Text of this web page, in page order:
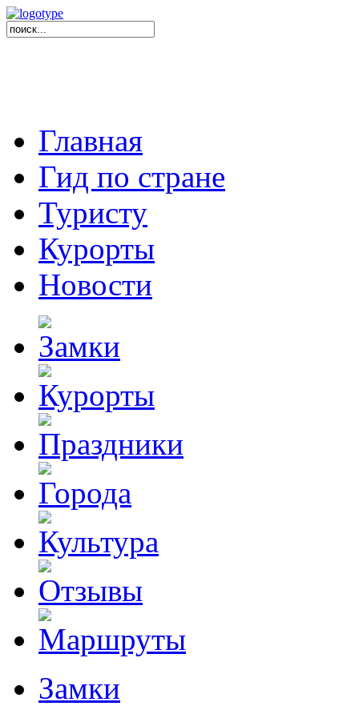
Главная
Гид по стране
Туристу
Курорты
Новости
Замки